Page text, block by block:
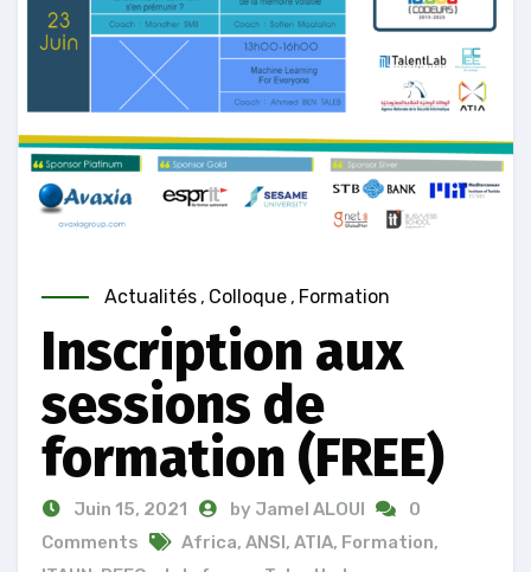
Actualités , Colloque , Formation
Inscription aux
sessions de
formation (FREE)
Juin 15, 2021 by Jamel ALOUI
0
Comments
Africa, ANSI, ATIA, Formation,